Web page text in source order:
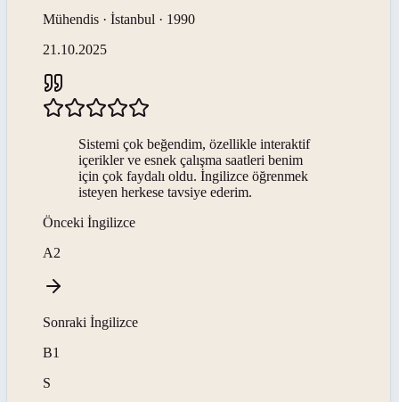
Mühendis · İstanbul · 1990
21.10.2025
Sistemi çok beğendim, özellikle interaktif
içerikler ve esnek çalışma saatleri benim
için çok faydalı oldu. İngilizce öğrenmek
isteyen herkese tavsiye ederim.
Önceki İngilizce
A2
Sonraki İngilizce
B1
S